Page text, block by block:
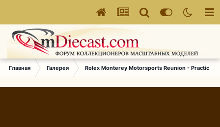
Главная Галерея Rolex Monterey Motorsports Reunion - Practice